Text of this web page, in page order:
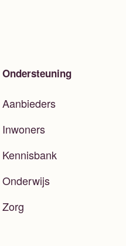
Ondersteuning
Aanbieders
Inwoners
Kennisbank
Onderwijs
Zorg